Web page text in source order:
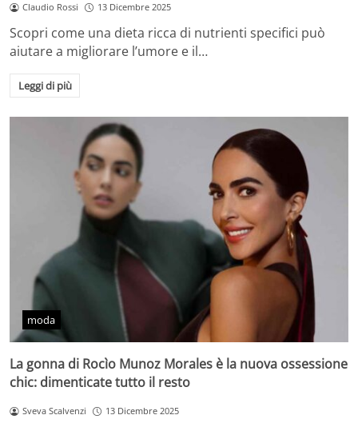
Claudio Rossi 13 Dicembre 2025
Scopri come una dieta ricca di nutrienti specifici può
aiutare a migliorare l’umore e il…
Leggi di più
moda
La gonna di Rocìo Munoz Morales è la nuova ossessione
chic: dimenticate tutto il resto
Sveva Scalvenzi 13 Dicembre 2025